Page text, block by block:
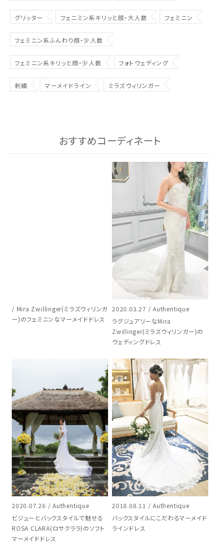
グリッター フェニミン系キリッと顔・大人数 フェミニン
フェミニン系ふんわり顔・少人数
フェミニン系キリッと顔・少人数 フォトウェディング
刺繍 マーメイドライン ミラズウィリンガー
おすすめコーディネート
/ Mira Zwillinger(ミラズウィリンガ
ー)のフェミニンなマーメイドドレス
2020.03.27 / Authentique
ラグジュアリーなMira
Zwillinger(ミラズウィリンガー)の
ウェディングドレス
2020.07.26 / Authentique
ビジューとバックスタイルで魅せる
ROSA CLARA(ロサクララ)のソフト
マーメイドドレス
2018.08.11 / Authentique
バックスタイルにこだわるマーメイド
ラインドレス